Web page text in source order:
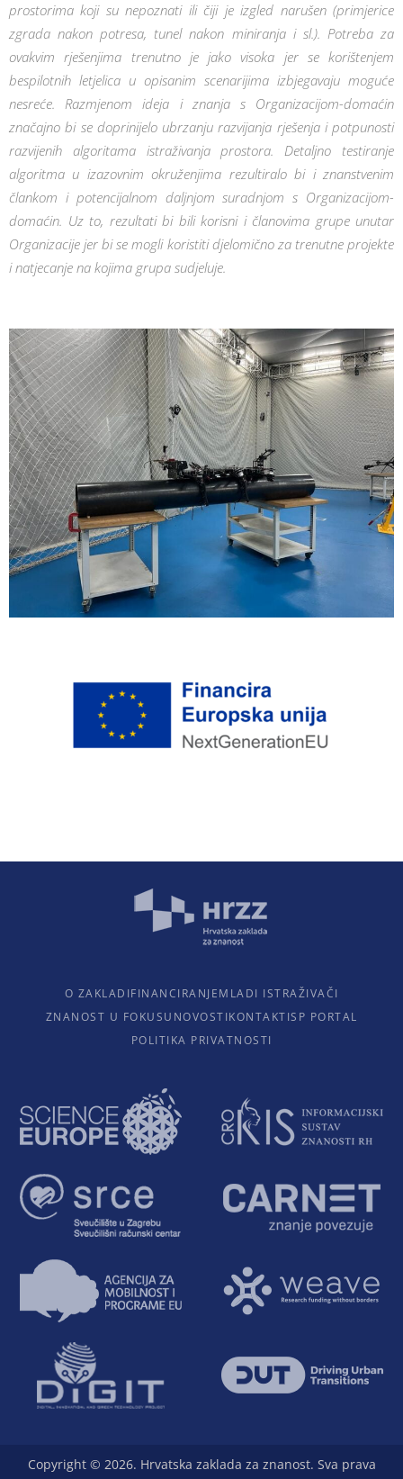
prostorima koji su nepoznati ili čiji je izgled narušen (primjerice
zgrada nakon potresa, tunel nakon miniranja i sl.). Potreba za
ovakvim rješenjima trenutno je jako visoka jer se korištenjem
bespilotnih letjelica u opisanim scenarijima izbjegavaju moguće
nesreće. Razmjenom ideja i znanja s Organizacijom-domaćin
značajno bi se doprinijelo ubrzanju razvijanja rješenja i potpunosti
razvijenih algoritama istraživanja prostora. Detaljno testiranje
algoritma u izazovnim okruženjima rezultiralo bi i znanstvenim
člankom i potencijalnom daljnjom suradnjom s Organizacijom-
domaćin. Uz to, rezultati bi bili korisni i članovima grupe unutar
Organizacije jer bi se mogli koristiti djelomično za trenutne projekte
i natjecanje na kojima grupa sudjeluje.
O ZAKLADIFINANCIRANJEMLADI ISTRAŽIVAČI
ZNANOST U FOKUSU NOVOSTIKONTAKTISP PORTAL
POLITIKA PRIVATNOSTI
Copyright © 2026. Hrvatska zaklada za znanost. Sva prava